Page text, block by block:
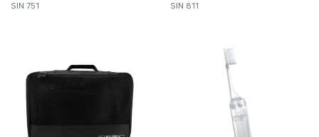
SIN 751 SIN 811